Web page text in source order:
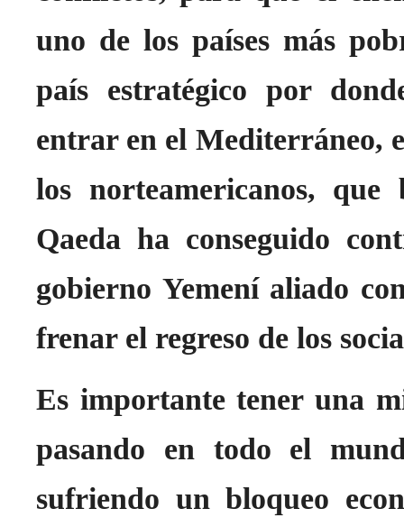
uno de los países más
país estratégico por
entrar en el Mediterráneo,
los norteamericanos,
Qaeda ha conseguido
gobierno Yemení aliado
frenar el regreso de los
Es importante tener una
pasando en todo el
sufriendo un bloqueo